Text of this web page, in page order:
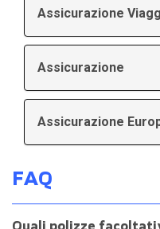
Assicurazione
Assicurazione
Assicurazione
FAQ